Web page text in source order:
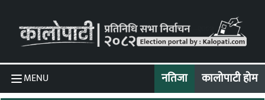
MENU नतिजा कालोपाटी होम